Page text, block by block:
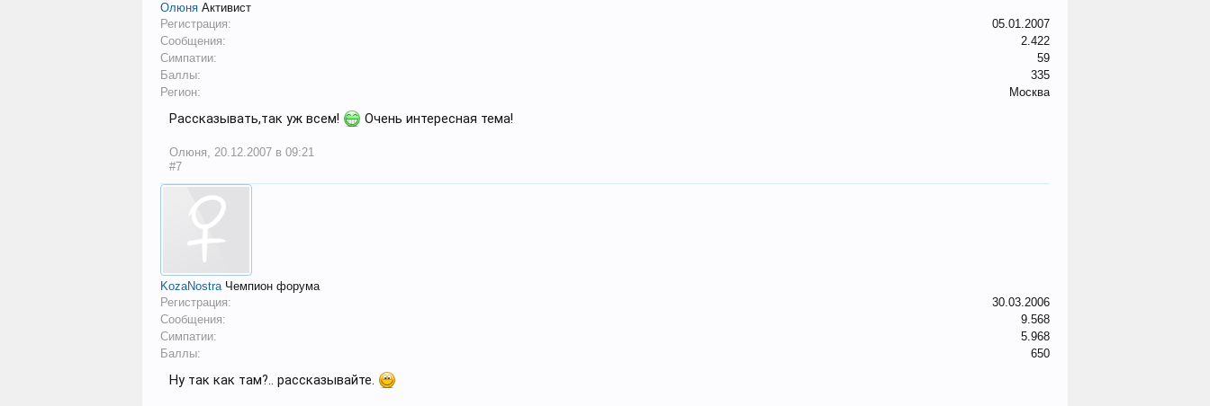
Олюня Активист
Регистрация:
05.01.2007
Сообщения:
2.422
Симпатии:
59
Баллы:
335
Регион:
Москва
Рассказывать,так уж всем! Очень интересная тема!
Олюня, 20.12.2007 в 09:21
#7
KozaNostra Чемпион форума
Регистрация:
30.03.2006
Сообщения:
9.568
Симпатии:
5.968
Баллы:
650
Ну так как там?.. рассказывайте.